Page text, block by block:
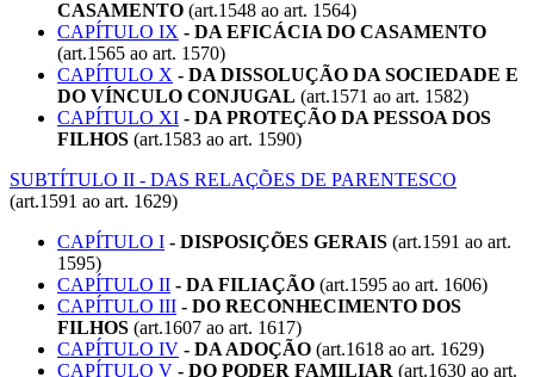
CASAMENTO (art.1548 ao art. 1564)
CAPÍTULO IX - DA EFICÁCIA DO CASAMENTO
(art.1565 ao art. 1570)
CAPÍTULO X - DA DISSOLUÇÃO DA SOCIEDADE E
DO VÍNCULO CONJUGAL (art.1571 ao art. 1582)
CAPÍTULO XI - DA PROTEÇÃO DA PESSOA DOS
FILHOS (art.1583 ao art. 1590)
SUBTÍTULO II - DAS RELAÇÕES DE PARENTESCO
(art.1591 ao art. 1629)
CAPÍTULO I - DISPOSIÇÕES GERAIS (art.1591 ao art.
1595)
CAPÍTULO II - DA FILIAÇÃO (art.1595 ao art. 1606)
CAPÍTULO III - DO RECONHECIMENTO DOS
FILHOS (art.1607 ao art. 1617)
CAPÍTULO IV - DA ADOÇÃO (art.1618 ao art. 1629)
CAPÍTULO V - DO PODER FAMILIAR (art.1630 ao art.